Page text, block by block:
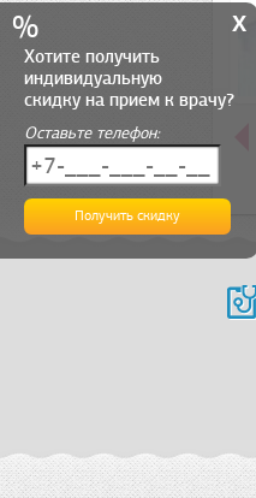
% x
Хотите получить
индивидуальную
скидку на прием к врачу?
Оставьте телефон: